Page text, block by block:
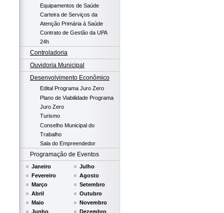
Equipamentos de Saúde
Carteira de Serviços da
Atenção Primária à Saúde
Contrato de Gestão da UPA
24h
Controladoria
Ouvidoria Municipal
Desenvolvimento Econômico
Edital Programa Juro Zero
Plano de Viabilidade Programa
Juro Zero
Turismo
Conselho Municipal do
Trabalho
Sala do Empreendedor
Programação de Eventos
Janeiro
Fevereiro
Março
Abril
Maio
Junho
Julho
Agosto
Setembro
Outubro
Novembro
Dezembro